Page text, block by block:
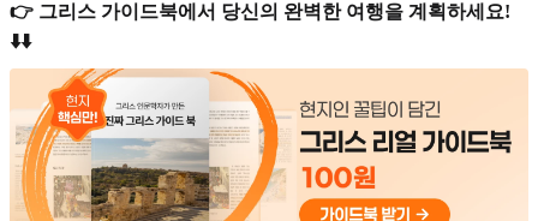
👉 그리스 가이드북에서 당신의 완벽한 여행을 계획하세요!
⬇️⬇️